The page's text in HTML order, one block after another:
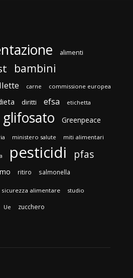
alimenti
bambini
carne commissione europea
diritti efsa etichetta
glifosato Greenpeace
ministero salute miti alimentari
pesticidi pfas
ritiro salmonella
sicurezza alimentare studio
Ue zucchero